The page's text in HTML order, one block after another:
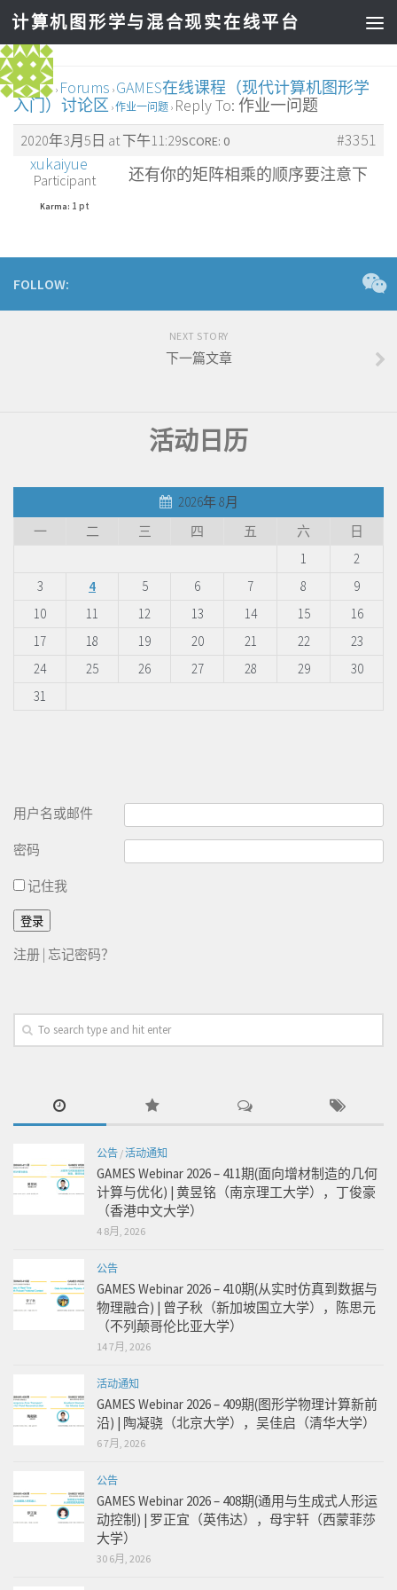
计算机图形学与混合现实在线平台
Home › Forums › GAMES在线课程（现代计算机图形学
入门）讨论区 ›作业一问题 › Reply To: 作业一问题
2020年3月5日 at 下午11:29 #3351
SCORE: 0
xukaiyue
Participant
Karma: 1 pt
还有你的矩阵相乘的顺序要注意下
FOLLOW:
NEXT STORY
下一篇文章
活动日历
2026年 8月
一
二 三 四 五 六
日
1
2
3
4 5 6 7 8
9
10
11 12 13 14 15
16
17
18 19 20 21 22
23
24
25 26 27 28 29
30
31
用户名或邮件
密码
记住我
注册 | 忘记密码？
公告 /活动通知
GAMES Webinar 2026 – 411期(面向增材制造的几何
计算与优化) | 黄昱铭（南京理工大学），丁俊豪
（香港中文大学）
4 8月, 2026
公告
GAMES Webinar 2026 – 410期(从实时仿真到数据与
物理融合) | 曾子秋（新加坡国立大学），陈思元
（不列颠哥伦比亚大学）
14 7月, 2026
活动通知
GAMES Webinar 2026 – 409期(图形学物理计算新前
沿) | 陶凝骁（北京大学），吴佳启（清华大学）
6 7月, 2026
公告
GAMES Webinar 2026 – 408期(通用与生成式人形运
动控制) | 罗正宜（英伟达），母宇轩（西蒙菲莎
大学）
30 6月, 2026